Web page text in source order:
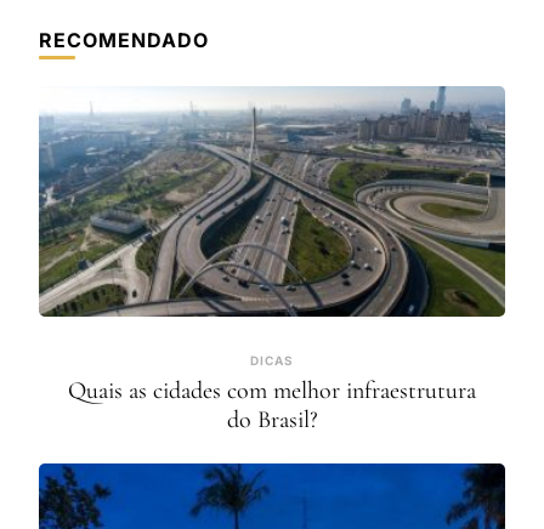
RECOMENDADO
DICAS
Quais as cidades com melhor infraestrutura
do Brasil?